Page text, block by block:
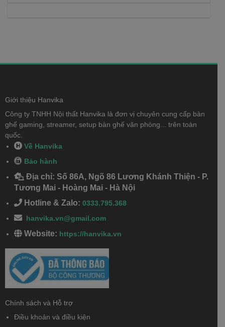
Giới thiệu Hanvika
Công ty TNHH Nội thất Hanvika là đơn vị chuyên cung cấp bàn
ghế gaming, streamer, setup bàn ghế văn phòng... trên toàn
quốc.
Về Hanvika
Bảo hành
Địa chỉ: Số 86A, Ngõ 86 Lương Khánh Thiện - P.
Tương Mai - Hoàng Mai - Hà Nội
Hotline & Zalo: 0333.795.368
hanvika.vn@gmail.com
Website: https://hanvika.vn
Chính sách và Hỗ trợ
Điều khoản và điều kiện